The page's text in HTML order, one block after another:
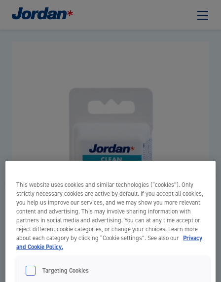
This website uses cookies and similar technologies (“cookies”). Only
strictly necessary cookies are active by default. If you accept all cookies,
you help us improve our services, and we may show you more relevant
content and advertising. This may involve sharing information with
partners in social media and advertising. You can at any time accept or
reject different cookie categories, or change your choices. Learn more
about each category by clicking “Cookie settings”. See also our Privacy
and Cookie Policy.
Targeting Cookies